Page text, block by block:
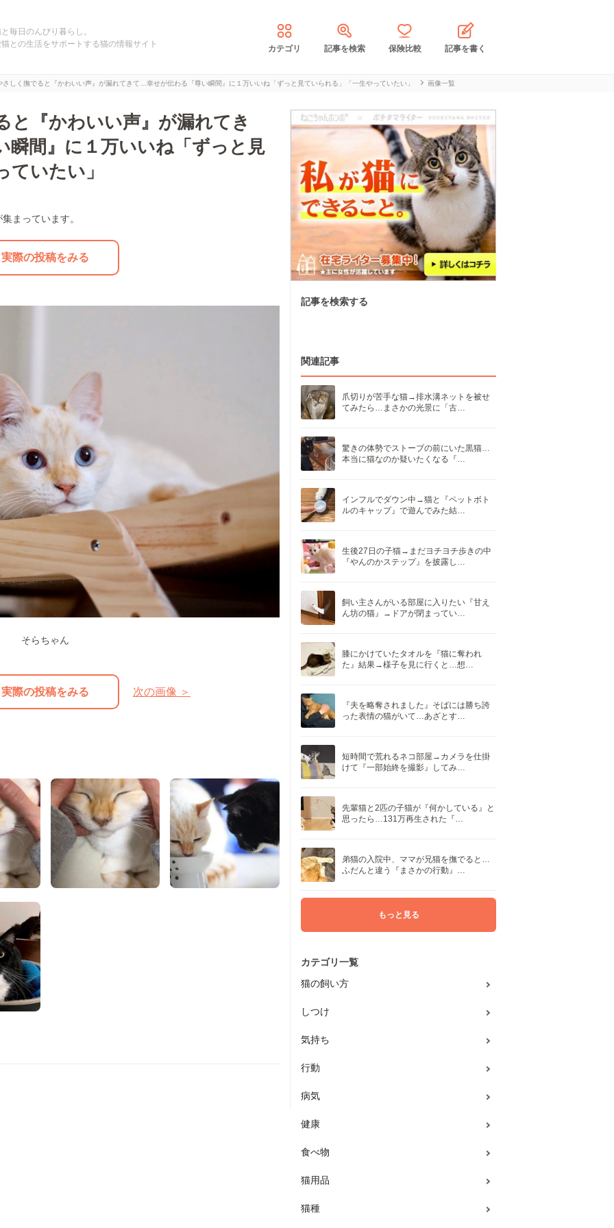
毎日のんびり暮らし。
との生活をサポートする猫の情報サイト
カテゴリ 記事を検索 保険比較 記事を書く
さしく撫でると『かわいい声』が漏れてきて…幸せが伝わる『尊い瞬間』に１万いいね「ずっと見ていられる」「一生やっていたい」 画像一覧
と『かわいい声』が漏れてき
間』に１万いいね「ずっと見
ていたい」
まっています。
実際の投稿をみる
そらちゃん
実際の投稿をみる 次の画像 ＞
記事を検索する
関連記事
爪切りが苦手な猫→排水溝ネットを被せ
てみたら…まさかの光景に「古…
驚きの体勢でストーブの前にいた黒猫…
本当に猫なのか疑いたくなる『…
インフルでダウン中→猫と『ペットボト
ルのキャップ』で遊んでみた結…
生後27日の子猫→まだヨチヨチ歩きの中
『やんのかステップ』を披露し…
飼い主さんがいる部屋に入りたい『甘え
ん坊の猫』→ドアが閉まってい…
膝にかけていたタオルを『猫に奪われ
た』結果→様子を見に行くと…想…
『夫を略奪されました』そばには勝ち誇
った表情の猫がいて…あざとす…
短時間で荒れるネコ部屋→カメラを仕掛
けて『一部始終を撮影』してみ…
先輩猫と2匹の子猫が『何かしている』と
思ったら…131万再生された『…
弟猫の入院中、ママが兄猫を撫でると…
ふだんと違う『まさかの行動』…
もっと見る
カテゴリ一覧
猫の飼い方
しつけ
気持ち
行動
病気
健康
食べ物
猫用品
猫種